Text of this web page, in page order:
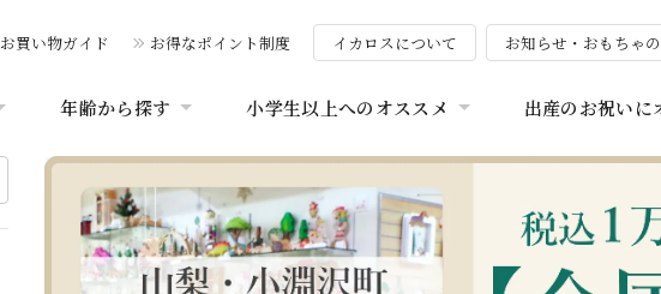
お買い物ガイド お得なポイント制度 イカロスについて お知らせ・おもちゃ
年齢から探す 小学生以上へのオススメ 出産のお祝いに